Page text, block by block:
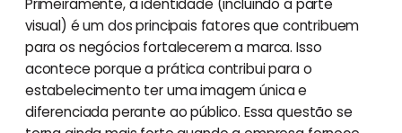
Primeiramente, a identidade (incluindo a parte
visual) é um dos principais fatores que contribuem
para os negócios fortalecerem a marca. Isso
acontece porque a prática contribui para o
estabelecimento ter uma imagem única e
diferenciada perante ao público. Essa questão se